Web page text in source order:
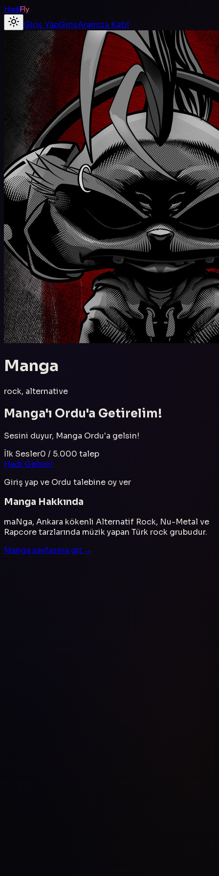
HadiFly
Giriş YapGirişAramıza Katıl
Manga
rock, alternative
Manga'ı Ordu'a Getirelim!
Sesini duyur, Manga Ordu'a gelsin!
İlk Sesler0 / 5.000 talep
Hadi Gelsin!
Giriş yap ve Ordu talebine oy ver
Manga Hakkında
maNga, Ankara kökenli Alternatif Rock, Nu-Metal ve
Rapcore tarzlarında müzik yapan Türk rock grubudur.
Manga sayfasına git →